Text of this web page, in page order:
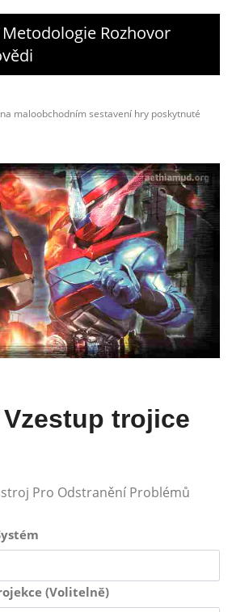
Rozhovor
maloobchodním sestavení hry poskytnuté
trojice
Pro Odstranění Problémů
(Volitelně)